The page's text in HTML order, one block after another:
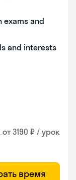
exams and
and interests
от 3190 ₽ / урок
время